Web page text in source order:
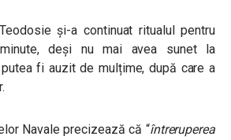
şi-a continuat ritualul pentru
deși nu mai avea sunet la
fi auzit de mulțime, după care a
Navale precizează că “întreruperea